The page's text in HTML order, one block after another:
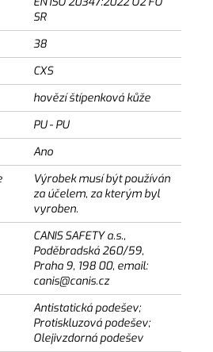
SR
38
CXS
hovězí štípenková kůže
PU - PU
Ano
Výrobek musí být používán
za účelem, za kterým byl
vyroben.
CANIS SAFETY a.s.,
Poděbradská 260/59,
Praha 9, 198 00, email:
canis@canis.cz
Antistatická podešev;
Protiskluzová podešev;
Olejivzdorná podešev